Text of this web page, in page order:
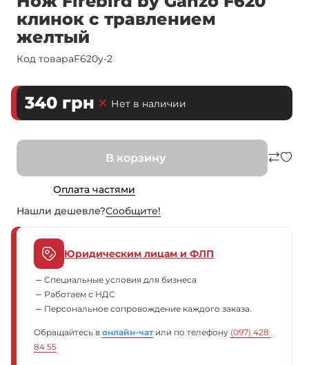
клинок с травлением
желтый
Код товараF620y-2
340 грн Нет в наличии
В корзину
Оплата частями
Нашли дешевле?Сообщите!
Юридическим лицам и ФЛП
Специальные условия для бизнеса
Работаем с НДС
Персональное сопровождение каждого заказа.
Обращайтесь в онлайн-чатили по телефону (097) 428
84 55